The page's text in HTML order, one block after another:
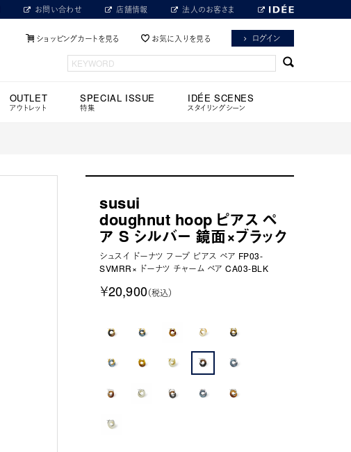
お問い合わせ 店舗情報 法人のお客さま
ショッピングカートを見る お気に入りを見る ログイン
OUTLET
アウトレット
SPECIAL ISSUE
特集
IDÉE SCENES
スタイリングシーン
susui
doughnut hoop ピアス ペ
ア S シルバー 鏡面×ブラック
シュスイ ドーナツ フープ ピアス ペア FP03-
SVMRR× ドーナツ チャーム ペア CA03-BLK
￥20,900（税込）